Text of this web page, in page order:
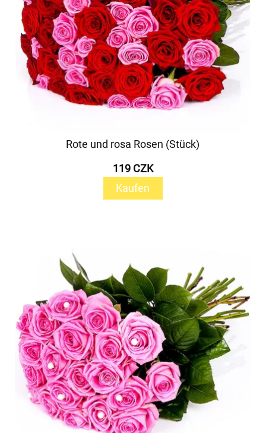
Rote und rosa Rosen (Stück)
119 CZK
Kaufen